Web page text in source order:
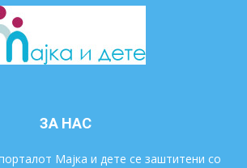
ЗА НАС
Мајка и дете се заштитени со